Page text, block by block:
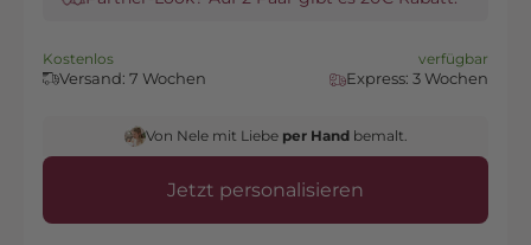
Kostenlos
Versand: 7 Wochen
verfügbar
Express: 3 Wochen
Von Nele mit Liebe per Handbemalt.
Jetzt personalisieren